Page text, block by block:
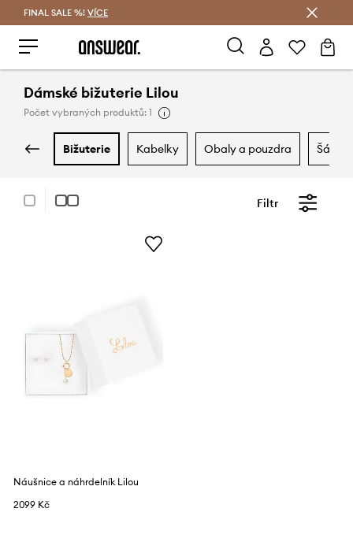
FINAL SALE %! VÍCE
Dámské bižuterie Lilou
Počet vybraných produktů: 1
bižuterie kabelky obaly a pouzdra šály
Filtr
Náušnice a náhrdelník Lilou
2099 Kč